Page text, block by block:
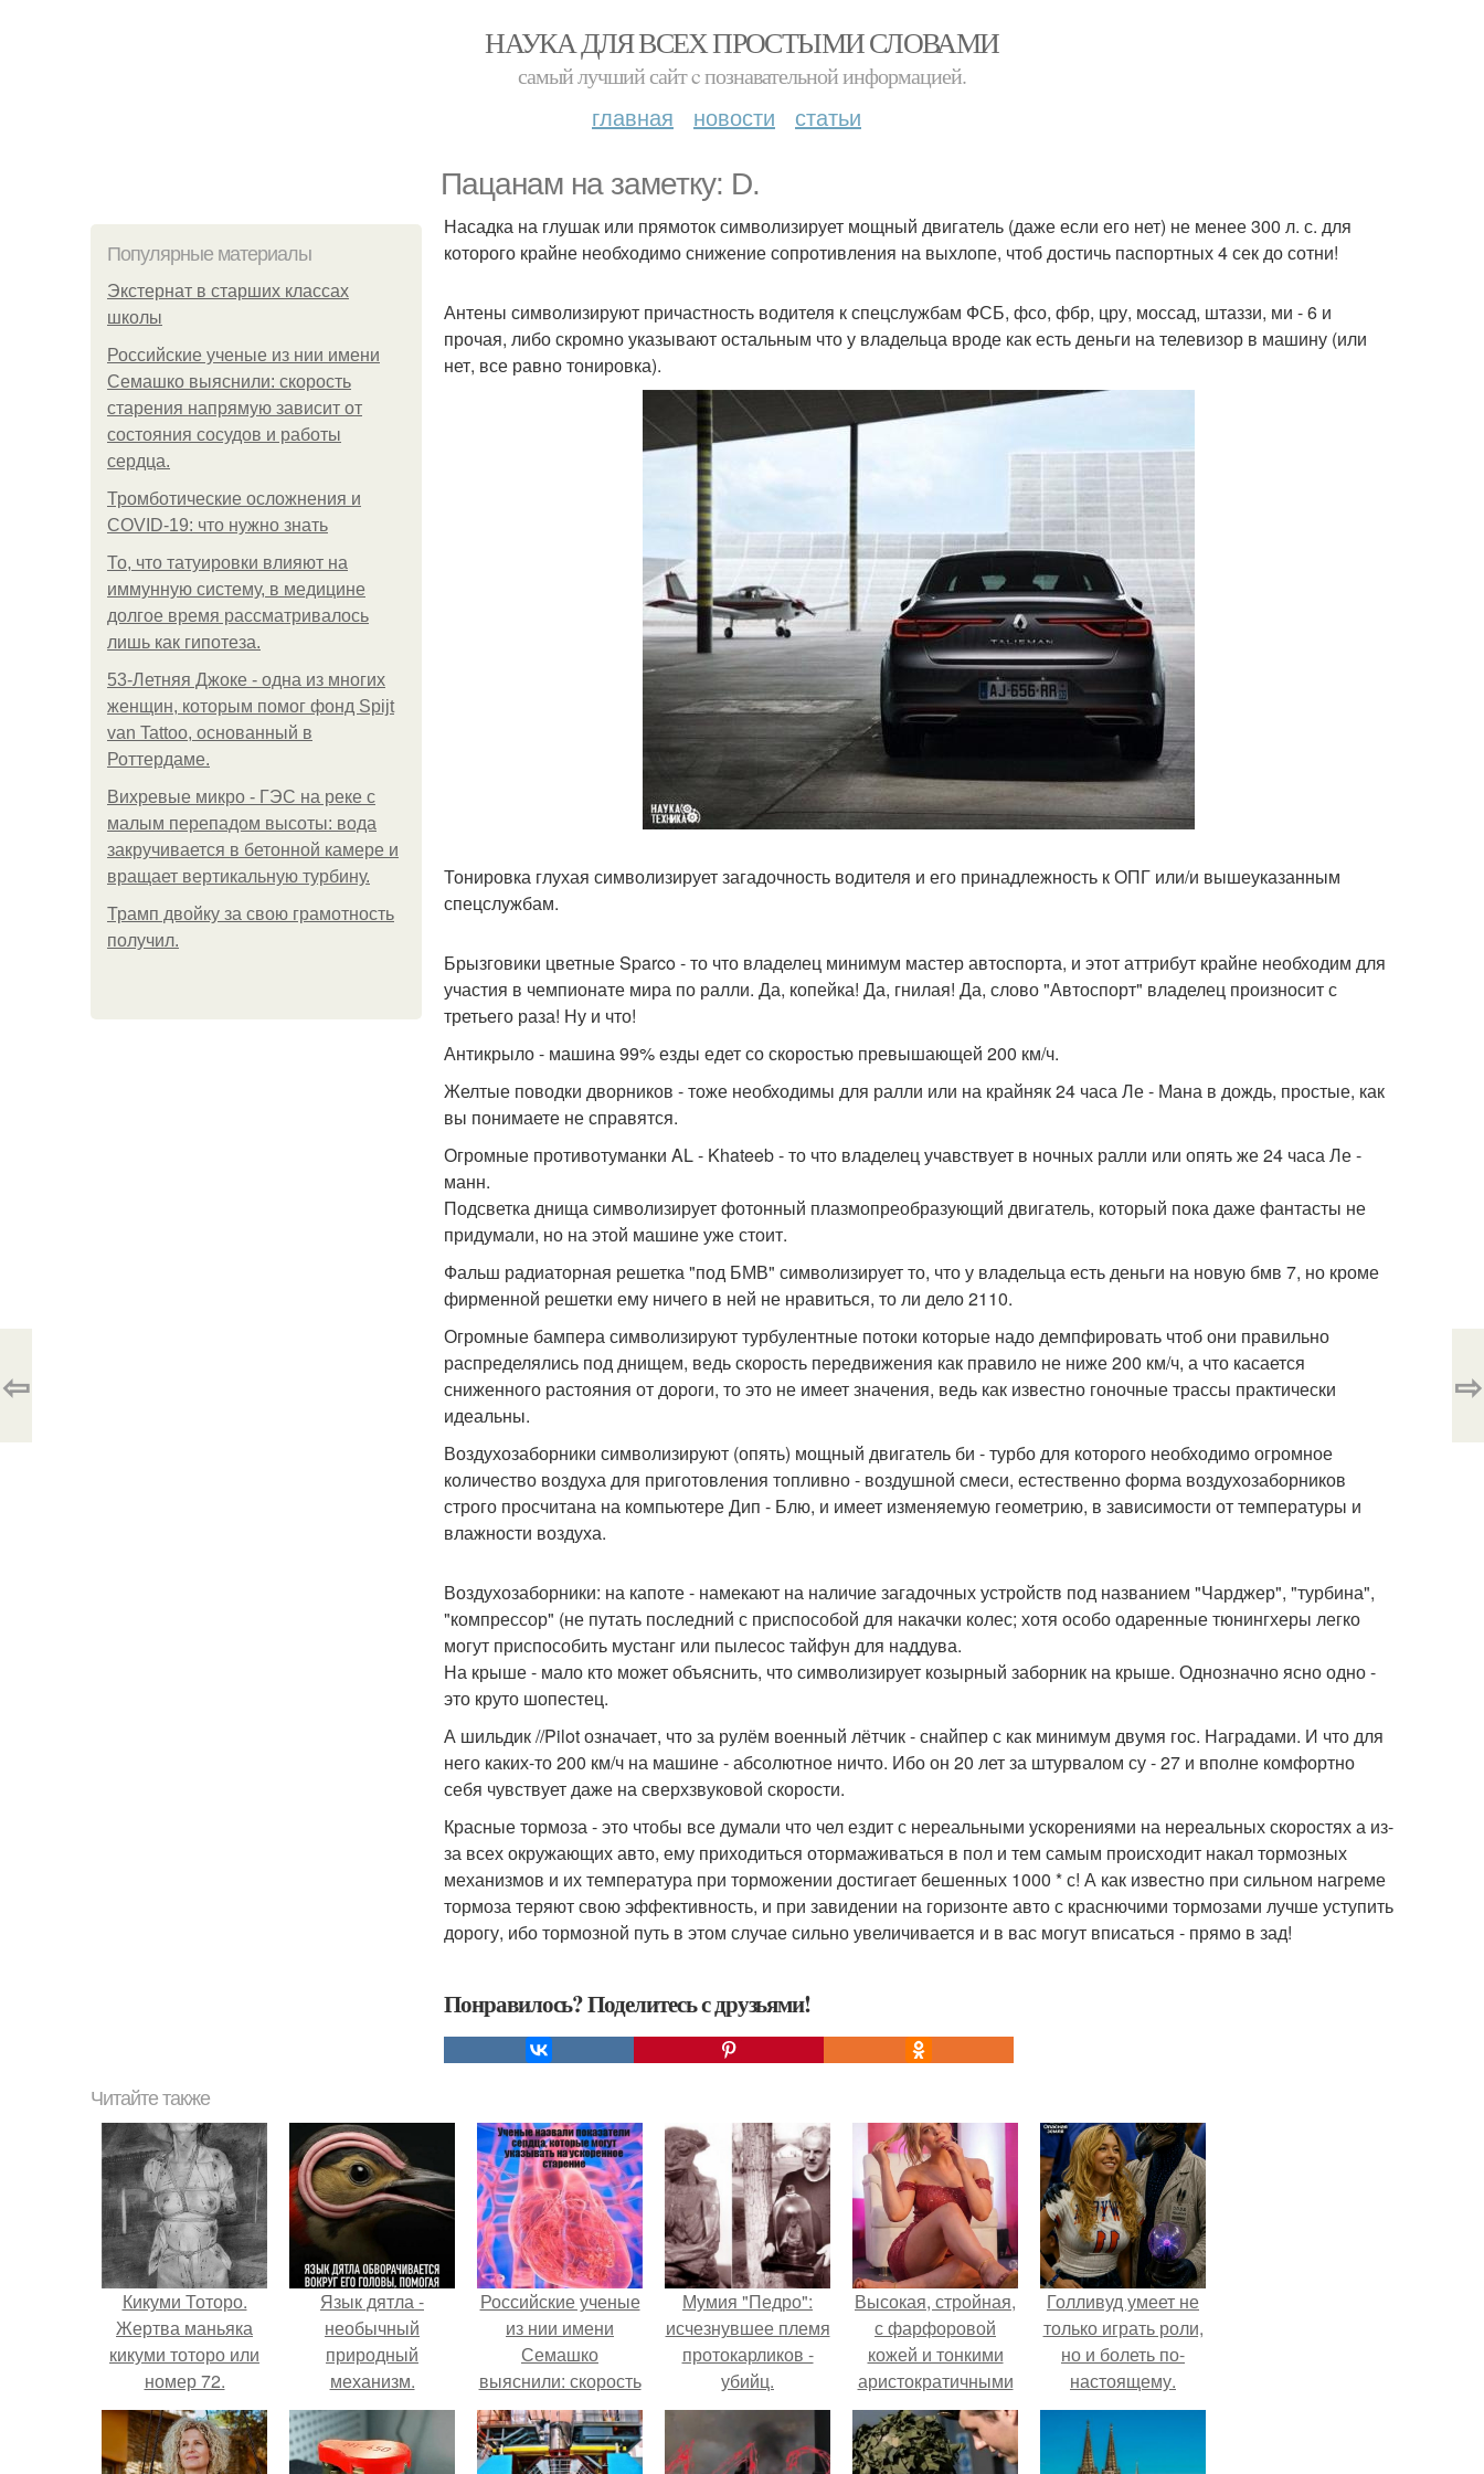
НАУКА ДЛЯ ВСЕХ ПРОСТЫМИ СЛОВАМИ
самый лучший сайт c познавательной информацией.
главная новости статьи
Пацанам на заметку: D.
Популярные материалы
Экстернат в старших классах
школы
Российские ученые из нии имени
Семашко выяснили: скорость
старения напрямую зависит от
состояния сосудов и работы
сердца.
Тромботические осложнения и
COVID-19: что нужно знать
То, что татуировки влияют на
иммунную систему, в медицине
долгое время рассматривалось
лишь как гипотеза.
53-Летняя Джоке - одна из многих
женщин, которым помог фонд Spijt
van Tattoo, основанный в
Роттердаме.
Вихревые микро - ГЭС на реке с
малым перепадом высоты: вода
закручивается в бетонной камере и
вращает вертикальную турбину.
Трамп двойку за свою грамотность
получил.
Насадка на глушак или прямоток символизирует мощный двигатель (даже если его нет) не менее 300 л. с. для
которого крайне необходимо снижение сопротивления на выхлопе, чтоб достичь паспортных 4 сек до сотни!
Антены символизируют причастность водителя к спецслужбам ФСБ, фсо, фбр, цру, моссад, штаззи, ми - 6 и
прочая, либо скромно указывают остальным что у владельца вроде как есть деньги на телевизор в машину (или
нет, все равно тонировка).
Тонировка глухая символизирует загадочность водителя и его принадлежность к ОПГ или/и вышеуказанным
спецслужбам.
Брызговики цветные Sparco - то что владелец минимум мастер автоспорта, и этот аттрибут крайне необходим для
участия в чемпионате мира по ралли. Да, копейка! Да, гнилая! Да, слово "Автоспорт" владелец произносит с
третьего раза! Ну и что!
Антикрыло - машина 99% езды едет со скоростью превышающей 200 км/ч.
Желтые поводки дворников - тоже необходимы для ралли или на крайняк 24 часа Ле - Мана в дождь, простые, как
вы понимаете не справятся.
Огромные противотуманки AL - Khateeb - то что владелец учавствует в ночных ралли или опять же 24 часа Ле -
манн.
Подсветка днища символизирует фотонный плазмопреобразующий двигатель, который пока даже фантасты не
придумали, но на этой машине уже стоит.
Фальш радиаторная решетка "под БМВ" символизирует то, что у владельца есть деньги на новую бмв 7, но кроме
фирменной решетки ему ничего в ней не нравиться, то ли дело 2110.
Огромные бампера символизируют турбулентные потоки которые надо демпфировать чтоб они правильно
распределялись под днищем, ведь скорость передвижения как правило не ниже 200 км/ч, а что касается
сниженного растояния от дороги, то это не имеет значения, ведь как известно гоночные трассы практически
идеальны.
Воздухозаборники символизируют (опять) мощный двигатель би - турбо для которого необходимо огромное
количество воздуха для приготовления топливно - воздушной смеси, естественно форма воздухозаборников
строго просчитана на компьютере Дип - Блю, и имеет изменяемую геометрию, в зависимости от температуры и
влажности воздуха.
Воздухозаборники: на капоте - намекают на наличие загадочных устройств под названием "Чарджер", "турбина",
"компрессор" (не путать последний с приспособой для накачки колес; хотя особо одаренные тюнингхеры легко
могут приспособить мустанг или пылесос тайфун для наддува.
На крыше - мало кто может объяснить, что символизирует козырный заборник на крыше. Однозначно ясно одно -
это круто шопестец.
А шильдик //Pilot означает, что за рулём военный лётчик - снайпер с как минимум двумя гос. Наградами. И что для
него каких-то 200 км/ч на машине - абсолютное ничто. Ибо он 20 лет за штурвалом су - 27 и вполне комфортно
себя чувствует даже на сверхзвуковой скорости.
Красные тормоза - это чтобы все думали что чел ездит с нереальными ускорениями на нереальных скоростях а из-
за всех окружающих авто, ему приходиться отормаживаться в пол и тем самым происходит накал тормозных
механизмов и их температура при торможении достигает бешенных 1000 * с! А как известно при сильном нагреме
тормоза теряют свою эффективность, и при завидении на горизонте авто с краснючими тормозами лучше уступить
дорогу, ибо тормозной путь в этом случае сильно увеличивается и в вас могут вписаться - прямо в зад!
Понравилось? Поделитесь с друзьями!
⇦ ⇨
Читайте также
Кикуми Тоторо.
Жертва маньяка
кикуми тоторо или
номер 72.
Язык дятла -
необычный
природный
механизм.
Российские ученые
из нии имени
Семашко
выяснили: скорость
старения напрямую
зависит от
состояния сосудов
Мумия "Педро":
исчезнувшее племя
протокарликов -
убийц.
Высокая, стройная,
с фарфоровой
кожей и тонкими
аристократичными
чертами, эль
выглядит так, будто
сошла с полотна
Голливуд умеет не
только играть роли,
но и болеть по-
настоящему.